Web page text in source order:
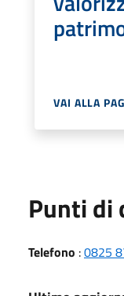
VAI ALLA
Punti di
Telefono :0825